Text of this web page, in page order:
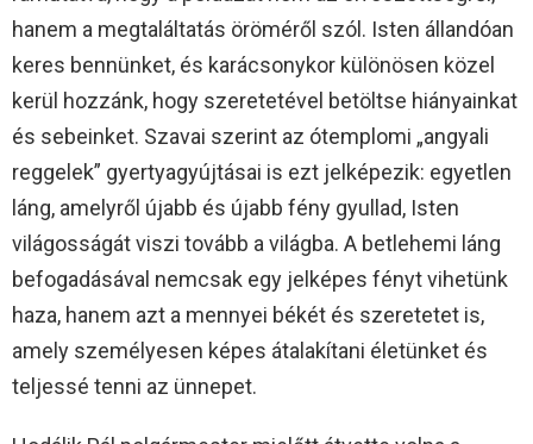
hanem a megtaláltatás öröméről szól. Isten állandóan
keres bennünket, és karácsonykor különösen közel
kerül hozzánk, hogy szeretetével betöltse hiányainkat
és sebeinket. Szavai szerint az ótemplomi „angyali
reggelek” gyertyagyújtásai is ezt jelképezik: egyetlen
láng, amelyről újabb és újabb fény gyullad, Isten
világosságát viszi tovább a világba. A betlehemi láng
befogadásával nemcsak egy jelképes fényt vihetünk
haza, hanem azt a mennyei békét és szeretetet is,
amely személyesen képes átalakítani életünket és
teljessé tenni az ünnepet.